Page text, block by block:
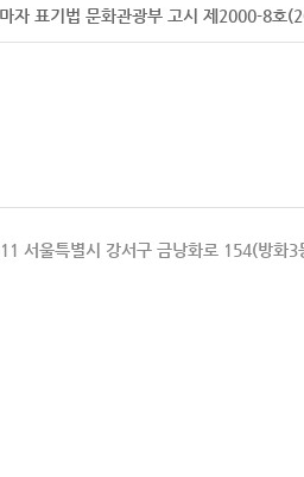
자 표기법 문화관광부 고시 제2000-8호
서울특별시 강서구 금낭화로 154(방화3